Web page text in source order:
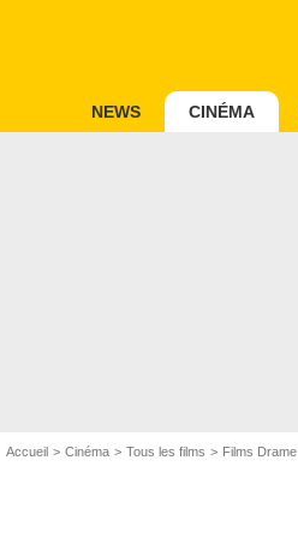
NEWS CINÉMA
Accueil Cinéma Tous les films Films Drame